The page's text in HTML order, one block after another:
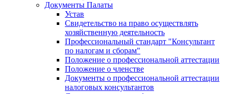
Документы Палаты
Устав
Свидетельство на право осуществлять
хозяйственную деятельность
Профессиональный стандарт "Консультант
по налогам и сборам"
Положение о профессиональной аттестации
Положение о членстве
Документы о профессиональной аттестации
налоговых консультантов